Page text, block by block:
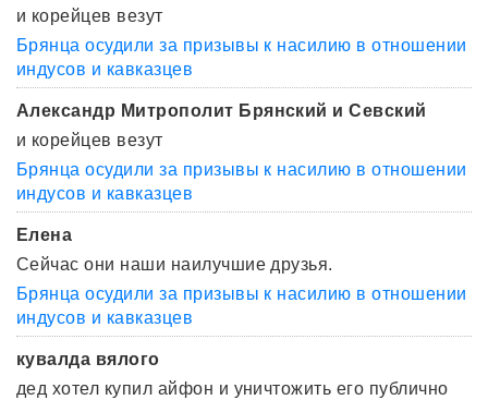
и корейцев везут
Брянца осудили за призывы к насилию в отношении
индусов и кавказцев
Александр Митрополит Брянский и Севский
и корейцев везут
Брянца осудили за призывы к насилию в отношении
индусов и кавказцев
Елена
Сейчас они наши наилучшие друзья.
Брянца осудили за призывы к насилию в отношении
индусов и кавказцев
кувалда вялого
дед хотел купил айфон и уничтожить его публично